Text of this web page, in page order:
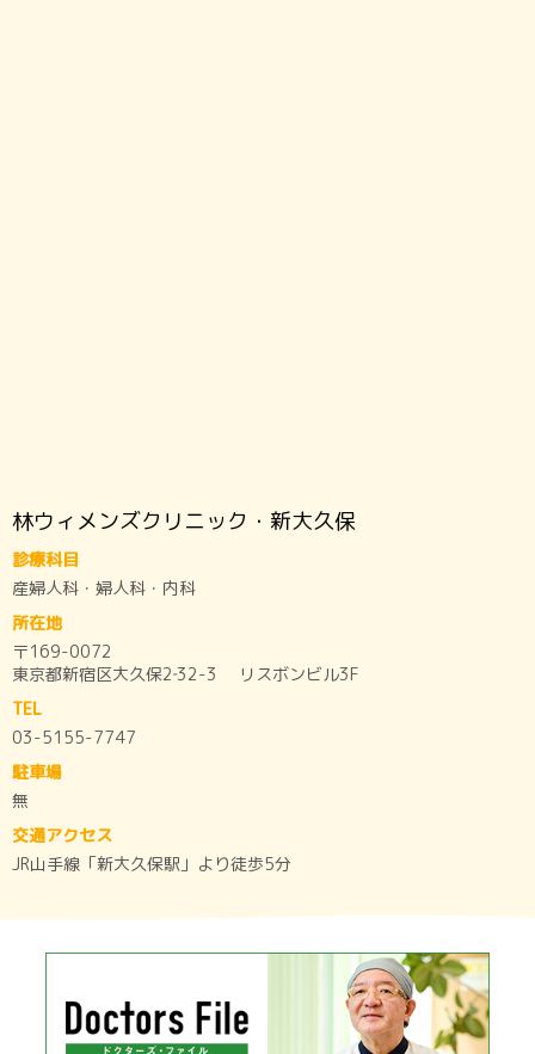
林ウィメンズクリニック・新大久保
診療科目
産婦人科・婦人科・内科
所在地
〒169-0072
東京都新宿区大久保2‐32-3 リスボンビル3F
TEL
03-5155-7747
駐車場
無
交通アクセス
JR山手線「新大久保駅」より徒歩5分